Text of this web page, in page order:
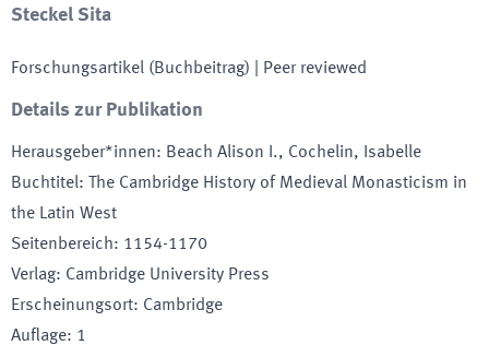
Steckel Sita
Forschungsartikel (Buchbeitrag) | Peer reviewed
Details zur Publikation
Herausgeber*innen: Beach Alison I., Cochelin, Isabelle
Buchtitel:
The Cambridge History of Medieval Monasticism in
the Latin West
Seitenbereich: 1154-1170
Verlag: Cambridge University Press
Erscheinungsort: Cambridge
Auflage: 1